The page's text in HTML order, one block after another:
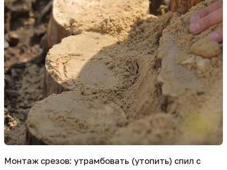
Монтаж срезов: утрамбовать (утопить) спил с